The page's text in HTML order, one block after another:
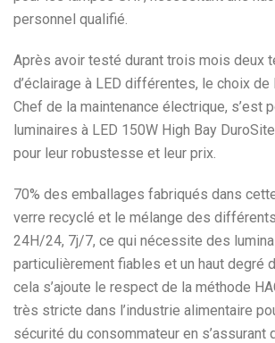
personnel qualifié.
Après avoir testé durant trois mois deux
d’éclairage à LED différentes, le choix
Chef de la maintenance électrique, s’est
luminaires à LED 150W High Bay
pour leur robustesse et leur prix.
70% des emballages fabriqués dans
verre recyclé et le mélange des
24H/24, 7j/7, ce qui nécessite des
particulièrement fiables et un haut degré
cela s’ajoute le respect de la méthode
très stricte dans l’industrie alimentaire
sécurité du consommateur en s’assurant